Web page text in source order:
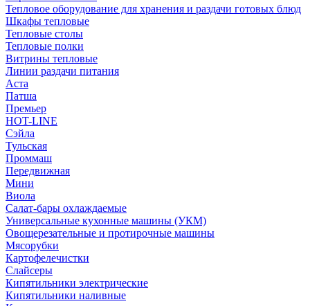
Тепловое оборудование для хранения и раздачи готовых блюд
Шкафы тепловые
Тепловые столы
Тепловые полки
Витрины тепловые
Линии раздачи питания
Аста
Патша
Премьер
HOT-LINE
Сэйла
Тульская
Проммаш
Передвижная
Мини
Виола
Салат-бары охлаждаемые
Универсальные кухонные машины (УКМ)
Овощерезательные и протирочные машины
Мясорубки
Картофелечистки
Слайсеры
Кипятильники электрические
Кипятильники наливные